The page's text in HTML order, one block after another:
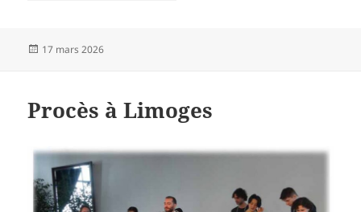
Publié
17 mars 2026
Procès à Limoges